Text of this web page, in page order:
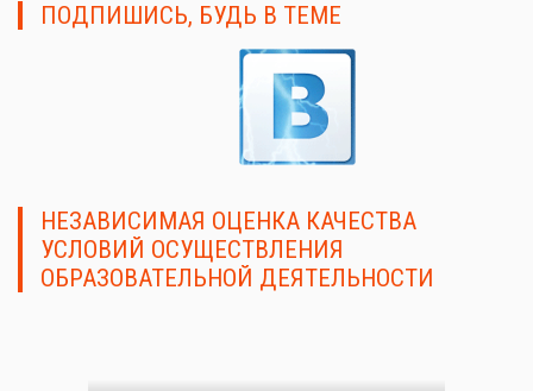
ПОДПИШИСЬ, БУДЬ В ТЕМЕ
НЕЗАВИСИМАЯ ОЦЕНКА КАЧЕСТВА
УСЛОВИЙ ОСУЩЕСТВЛЕНИЯ
ОБРАЗОВАТЕЛЬНОЙ ДЕЯТЕЛЬНОСТИ